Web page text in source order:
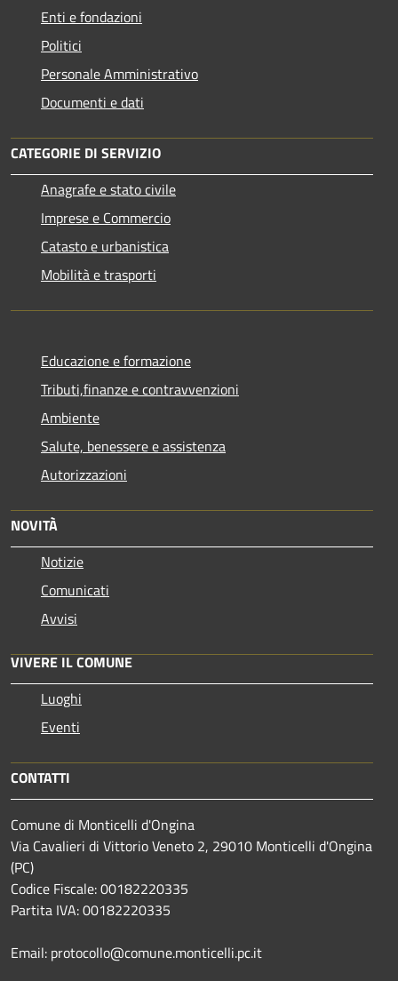
Enti e fondazioni
Politici
Personale Amministrativo
Documenti e dati
CATEGORIE DI SERVIZIO
Anagrafe e stato civile
Imprese e Commercio
Catasto e urbanistica
Mobilità e trasporti
Educazione e formazione
Tributi,finanze e contravvenzioni
Ambiente
Salute, benessere e assistenza
Autorizzazioni
NOVITÀ
Notizie
Comunicati
Avvisi
VIVERE IL COMUNE
Luoghi
Eventi
CONTATTI
Comune di Monticelli d'Ongina
Via Cavalieri di Vittorio Veneto 2, 29010 Monticelli d'Ongina
(PC)
Codice Fiscale: 00182220335
Partita IVA: 00182220335
Email: protocollo@comune.monticelli.pc.it